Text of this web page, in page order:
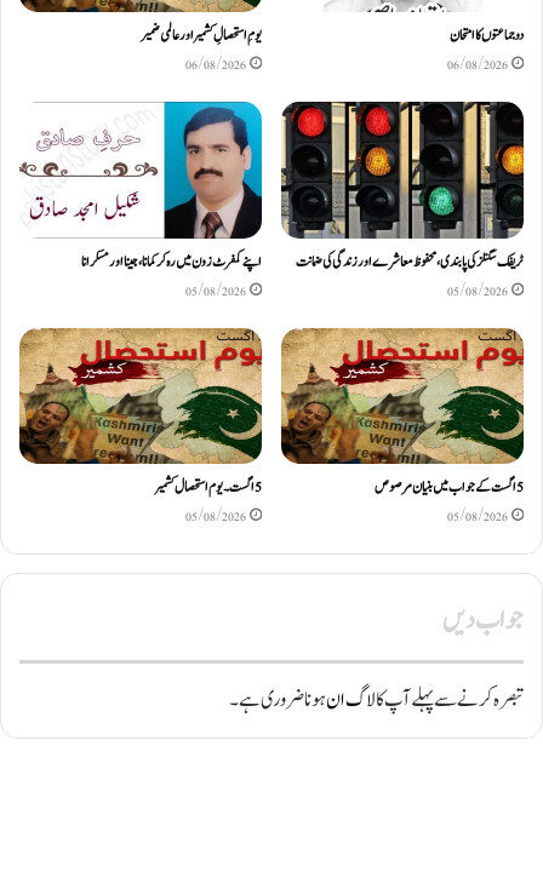
دو جماعتوں کا امتحان
06/08/2026
یومِ استحصالِ کشمیر اور عالمی ضمیر
06/08/2026
ٹریفک سگنلز کی پابندی، محفوظ معاشرے اور زندگی کی ضمانت
05/08/2026
اپنے کمفرٹ زون میں رہ کر کمانا، جینا اور مسکرانا
05/08/2026
5اگست کے جواب میں بنیان مرصوص
05/08/2026
5اگست۔ یوم استحصال کشمیر
05/08/2026
جواب دیں
تبصرہ کرنے سے پہلے آپ کالاگ انہونا ضروری ہے۔